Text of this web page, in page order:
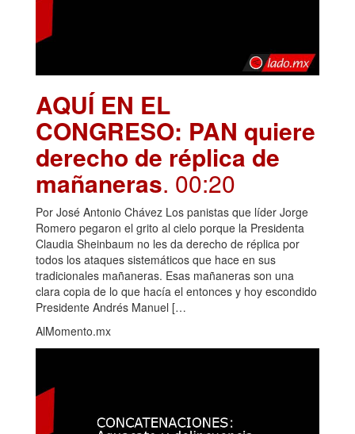
AQUÍ EN EL
CONGRESO: PAN quiere
derecho de réplica de
mañaneras. 00:20
Por José Antonio Chávez Los panistas que líder Jorge
Romero pegaron el grito al cielo porque la Presidenta
Claudia Sheinbaum no les da derecho de réplica por
todos los ataques sistemáticos que hace en sus
tradicionales mañaneras. Esas mañaneras son una
clara copia de lo que hacía el entonces y hoy escondido
Presidente Andrés Manuel […
AlMomento.mx